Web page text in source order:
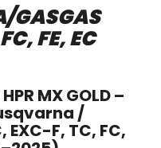
GASGAS
FE, EC
MX GOLD –
/
EXC-F, TC, FC,